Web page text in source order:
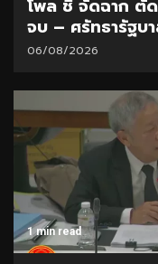
โพล ชี้ จัดฉาก ตั
จบ – ศรัทธารัฐบ
06/08/2026
1 min read